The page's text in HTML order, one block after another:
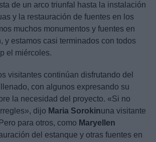
de un arco triunfal hasta la instalación
y la restauración de fuentes en los
muchos monumentos y fuentes en
y estamos casi terminados con todos
el miércoles.
visitantes continúan disfrutando del
con algunos expresando su
la necesidad del proyecto. «Si no
dijo Maria Sorokinuna visitante
para otros, como Maryellen
del estanque y otras fuentes en